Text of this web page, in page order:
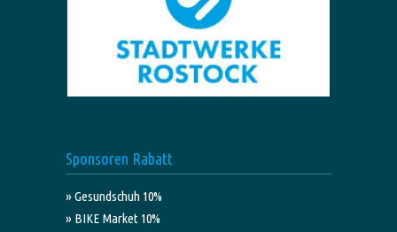
Sponsoren Rabatt
» Gesundschuh 10%
» BIKE Market 10%